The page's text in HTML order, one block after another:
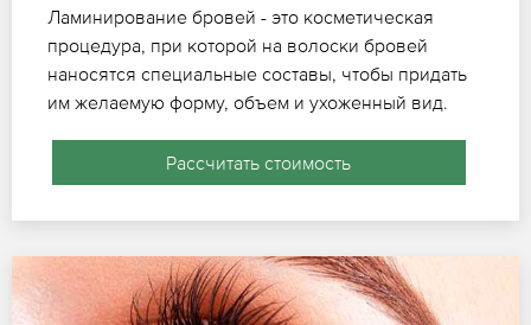
Ламинирование бровей - это косметическая
процедура, при которой на волоски бровей
наносятся специальные составы, чтобы придать
им желаемую форму, объем и ухоженный вид.
Рассчитать стоимость